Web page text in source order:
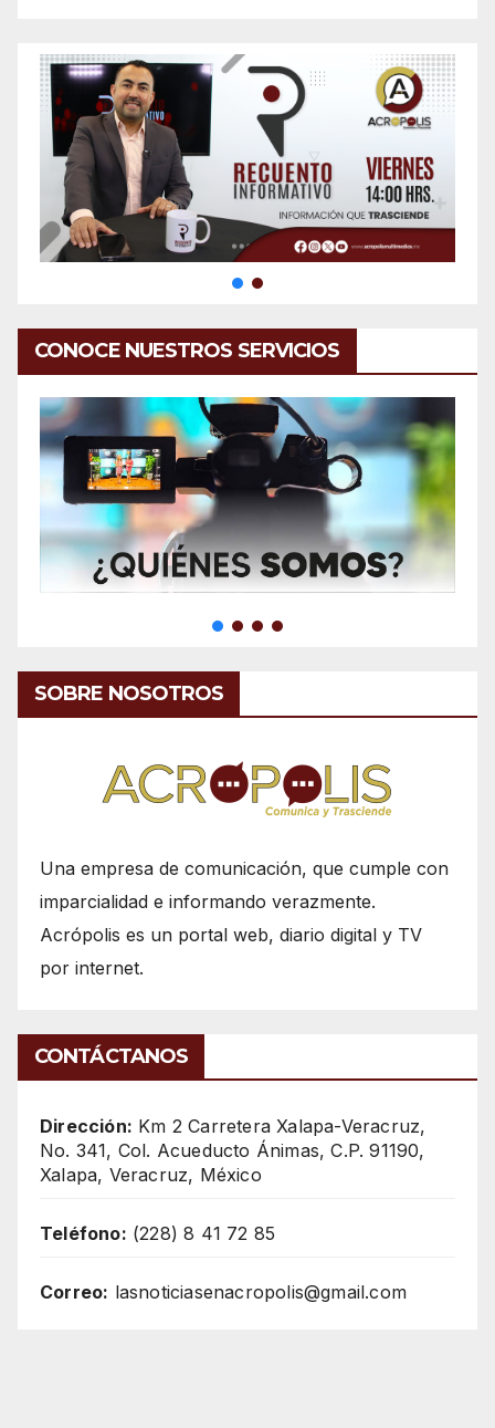
CONOCE NUESTROS SERVICIOS
SOBRE NOSOTROS
Una empresa de comunicación, que cumple con
imparcialidad e informando verazmente.
Acrópolis es un portal web, diario digital y TV
por internet.
CONTÁCTANOS
Dirección: Km 2 Carretera Xalapa-Veracruz,
No. 341, Col. Acueducto Ánimas, C.P. 91190,
Xalapa, Veracruz, México
Teléfono: (228) 8 41 72 85
Correo: lasnoticiasenacropolis@gmail.com